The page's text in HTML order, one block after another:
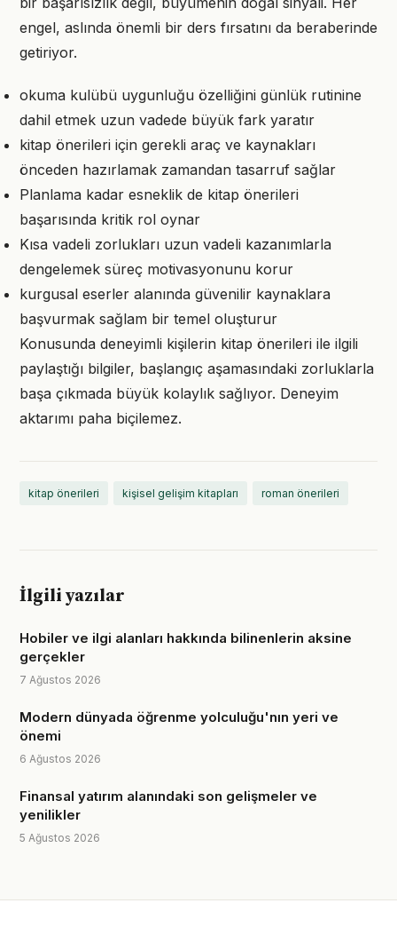
engel, aslında önemli bir ders fırsatını da beraberinde
getiriyor.
okuma kulübü uygunluğu özelliğini günlük rutinine
dahil etmek uzun vadede büyük fark yaratır
kitap önerileri için gerekli araç ve kaynakları
önceden hazırlamak zamandan tasarruf sağlar
Planlama kadar esneklik de kitap önerileri
başarısında kritik rol oynar
Kısa vadeli zorlukları uzun vadeli kazanımlarla
dengelemek süreç motivasyonunu korur
kurgusal eserler alanında güvenilir kaynaklara
başvurmak sağlam bir temel oluşturur
Konusunda deneyimli kişilerin kitap önerileri ile ilgili
paylaştığı bilgiler, başlangıç aşamasındaki zorluklarla
başa çıkmada büyük kolaylık sağlıyor. Deneyim
aktarımı paha biçilemez.
kitap önerileri kişisel gelişim kitapları roman önerileri
İlgili yazılar
Hobiler ve ilgi alanları hakkında bilinenlerin aksine
gerçekler
7 Ağustos 2026
Modern dünyada öğrenme yolculuğu'nın yeri ve
önemi
6 Ağustos 2026
Finansal yatırım alanındaki son gelişmeler ve
yenilikler
5 Ağustos 2026